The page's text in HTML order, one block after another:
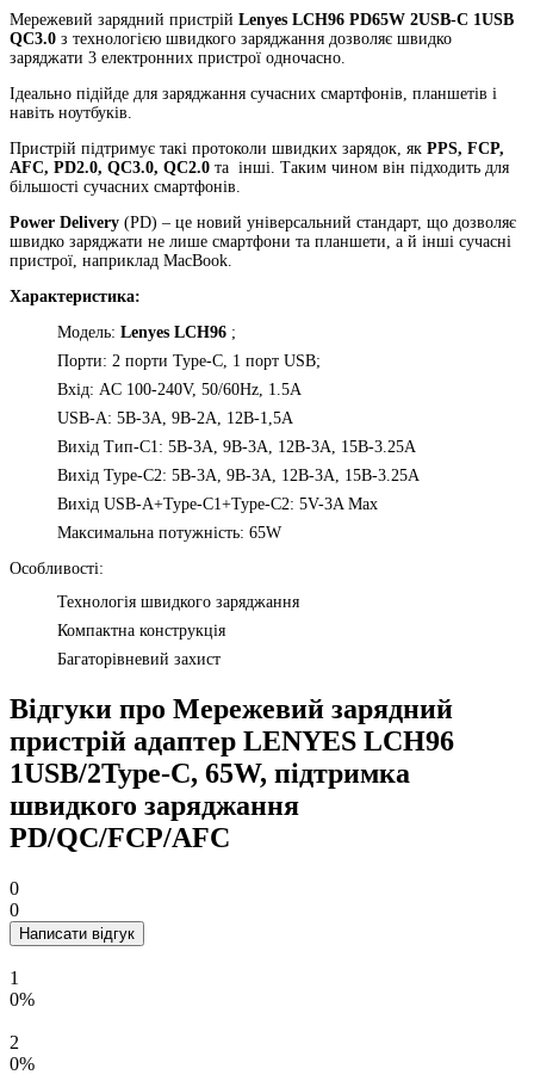
Мережевий зарядний пристрій Lenyes LCH96 PD65W 2USB-C 1USB
QC3.0 з технологією швидкого заряджання дозволяє швидко
заряджати 3 електронних пристрої одночасно.
Ідеально підійде для заряджання сучасних смартфонів, планшетів і
навіть ноутбуків.
Пристрій підтримує такі протоколи швидких зарядок, як PPS, FCP,
AFC, PD2.0, QC3.0, QC2.0 та інші. Таким чином він підходить для
більшості сучасних смартфонів.
Power Delivery (PD) – це новий універсальний стандарт, що дозволяє
швидко заряджати не лише смартфони та планшети, а й інші сучасні
пристрої, наприклад MacBook.
Характеристика:
Модель: Lenyes LCH96 ;
Порти: 2 порти Type-C, 1 порт USB;
Вхід: AC 100-240V, 50/60Hz, 1.5A
USB-A: 5В-3А, 9В-2А, 12В-1,5А
Вихід Тип-C1: 5В-3А, 9В-3А, 12В-3А, 15В-3.25А
Вихід Type-C2: 5В-3А, 9В-3А, 12В-3А, 15В-3.25А
Вихід USB-A+Type-C1+Type-C2: 5V-3A Max
Максимальна потужність: 65W
Особливості:
Технологія швидкого заряджання
Компактна конструкція
Багаторівневий захист
Відгуки про Мережевий зарядний
пристрій адаптер LENYES LCH96
1USB/2Type-C, 65W, підтримка
швидкого заряджання
PD/QC/FCP/AFC
0
0
Написати відгук
1
0%
2
0%